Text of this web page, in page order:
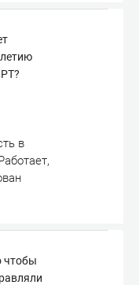
в
чтобы